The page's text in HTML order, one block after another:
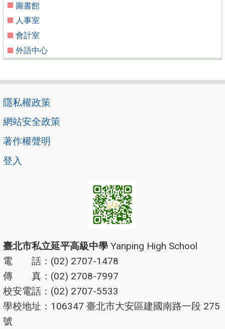
圖書館
人事室
會計室
外語中心
隱私權政策
網站安全政策
著作權聲明
登入
臺北市私立延平高級中學 Yanping High School
電 話：(02) 2707-1478
傳 真：(02) 2708-7997
校安電話：(02) 2707-5533
學校地址：106347 臺北市大安區建國南路一段 275
號